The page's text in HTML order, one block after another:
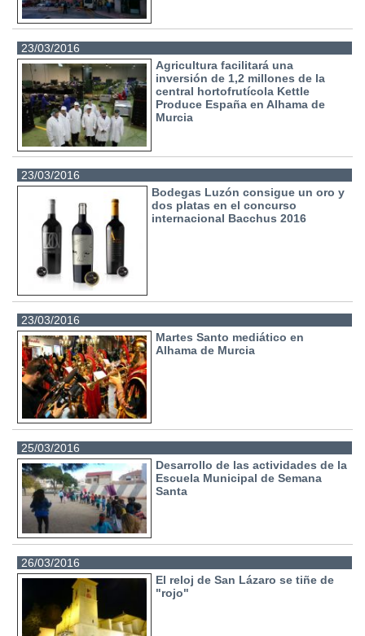
23/03/2016
Agricultura facilitará una
inversión de 1,2 millones de la
central hortofrutícola Kettle
Produce España en Alhama de
Murcia
23/03/2016
Bodegas Luzón consigue un oro y
dos platas en el concurso
internacional Bacchus 2016
23/03/2016
Martes Santo mediático en
Alhama de Murcia
25/03/2016
Desarrollo de las actividades de la
Escuela Municipal de Semana
Santa
26/03/2016
El reloj de San Lázaro se tiñe de
"rojo"